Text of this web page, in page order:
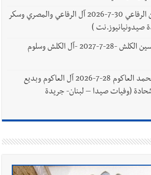
وفاة الحاج نور الدين الرفاعي 30-7-2026 آل الرفاعي والمصري وسكر
صيدونيانيوز.نت )
وفاة الحاج حسن حسين الكلش -28-7-2027 -آل الكلش وسلوم
وفاة الحاجة غزالة محمد العاكوم 28-7-2026 آل العاكوم وبديع
(وفيات صيدا – لبنان- جريدة